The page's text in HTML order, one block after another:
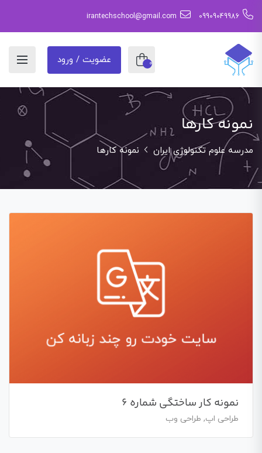
09909049986
irantechschool@gmail.com
0 عضویت / ورود
نمونه کارها
مدرسه علوم تکنولوژی ایران نمونه کارها
نمونه کار ساختگی شماره 6
طراحی اپ, طراحی وب